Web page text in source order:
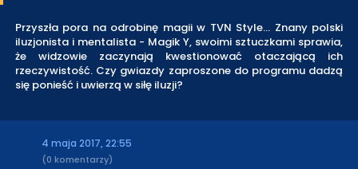
Przyszła pora na odrobinę magii w TVN Style... Znany polski
iluzjonista i mentalista - Magik Y, swoimi sztuczkami sprawia,
że widzowie zaczynają kwestionować otaczającą ich
rzeczywistość. Czy gwiazdy zaproszone do programu dadzą
się ponieść i uwierzą w siłę iluzji?
4 maja 2017, 22:55
(0 komentarzy)